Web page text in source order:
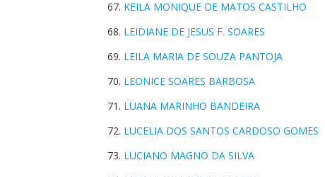
KEILA MONIQUE DE MATOS CASTILHO
LEIDIANE DE JESUS F. SOARES
LEILA MARIA DE SOUZA PANTOJA
LEONICE SOARES BARBOSA
LUANA MARINHO BANDEIRA
LUCELIA DOS SANTOS CARDOSO GOMES
LUCIANO MAGNO DA SILVA